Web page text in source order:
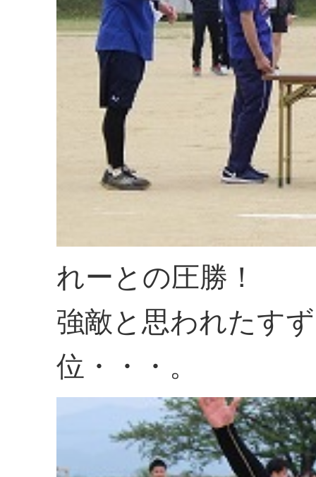
れーとの圧勝！
強敵と思われたす
位・・・。